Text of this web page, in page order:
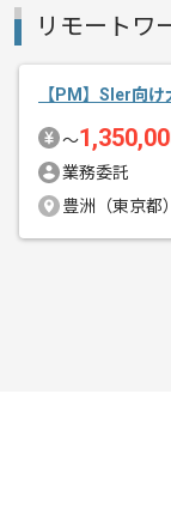
その他募集要項
エージェントか
メント
リモートワ
【PM】Sler向
〜
業務委託
豊洲（東京都）